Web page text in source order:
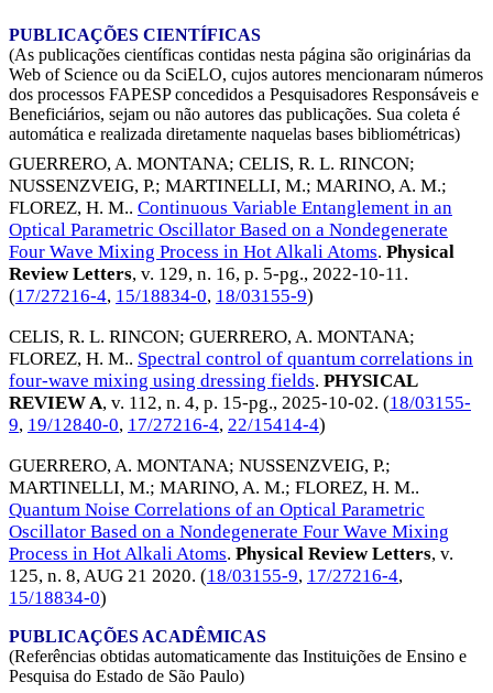
PUBLICAÇÕES CIENTÍFICAS
(As publicações científicas contidas nesta página são originárias da
Web of Science ou da SciELO, cujos autores mencionaram números
dos processos FAPESP concedidos a Pesquisadores Responsáveis e
Beneficiários, sejam ou não autores das publicações. Sua coleta é
automática e realizada diretamente naquelas bases bibliométricas)
GUERRERO, A. MONTANA; CELIS, R. L. RINCON;
NUSSENZVEIG, P.; MARTINELLI, M.; MARINO, A. M.;
FLOREZ, H. M.. Continuous Variable Entanglement in an
Optical Parametric Oscillator Based on a Nondegenerate
Four Wave Mixing Process in Hot Alkali Atoms. Physical
Review Letters, v. 129, n. 16, p. 5-pg., 2022-10-11.
(17/27216-4, 15/18834-0, 18/03155-9)
CELIS, R. L. RINCON; GUERRERO, A. MONTANA;
FLOREZ, H. M.. Spectral control of quantum correlations in
four-wave mixing using dressing fields. PHYSICAL
REVIEW A, v. 112, n. 4, p. 15-pg., 2025-10-02. (18/03155-
9, 19/12840-0, 17/27216-4, 22/15414-4)
GUERRERO, A. MONTANA; NUSSENZVEIG, P.;
MARTINELLI, M.; MARINO, A. M.; FLOREZ, H. M..
Quantum Noise Correlations of an Optical Parametric
Oscillator Based on a Nondegenerate Four Wave Mixing
Process in Hot Alkali Atoms. Physical Review Letters, v.
125, n. 8, AUG 21 2020. (18/03155-9, 17/27216-4,
15/18834-0)
PUBLICAÇÕES ACADÊMICAS
(Referências obtidas automaticamente das Instituições de Ensino e
Pesquisa do Estado de São Paulo)